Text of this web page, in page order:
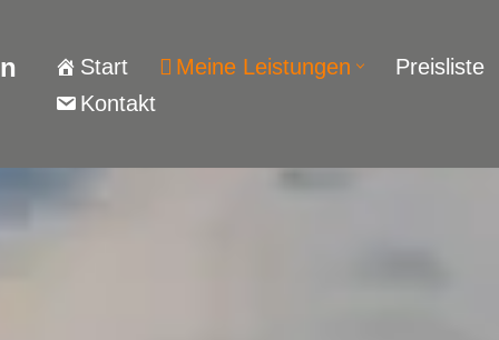
Start Meine Leistungen
Preisliste
Kontakt